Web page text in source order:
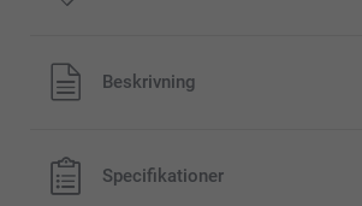
Alla priser är i svenska kronor (SEK),
exklusive porto.
Beskrivning
Specifikationer